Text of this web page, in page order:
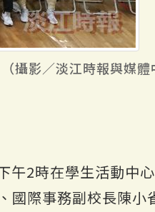
攝影／淡江時報與媒體
午2時在學生活動中
際事務副校長陳小